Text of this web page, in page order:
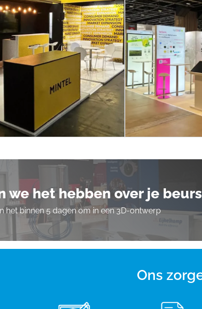
we het hebben over je
het binnen 5 dagen om in een 3D-ontwerp
Ons